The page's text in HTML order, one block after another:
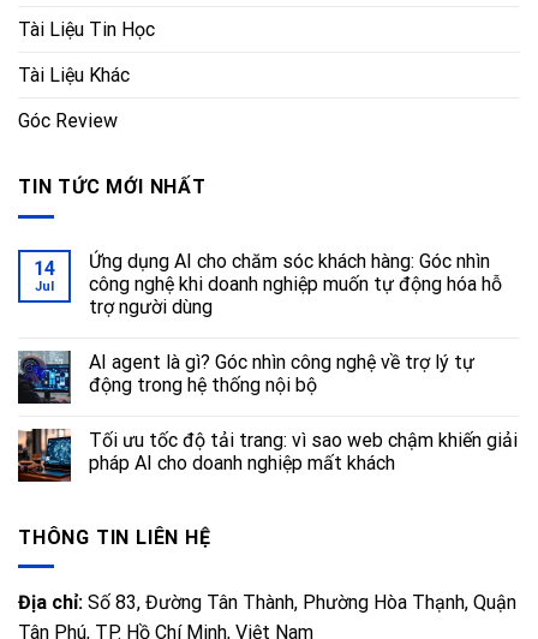
Tài Liệu Tin Học
Tài Liệu Khác
Góc Review
TIN TỨC MỚI NHẤT
14
Jul
Ứng dụng AI cho chăm sóc khách hàng: Góc nhìn
công nghệ khi doanh nghiệp muốn tự động hóa hỗ
trợ người dùng
AI agent là gì? Góc nhìn công nghệ về trợ lý tự
động trong hệ thống nội bộ
Tối ưu tốc độ tải trang: vì sao web chậm khiến giải
pháp AI cho doanh nghiệp mất khách
THÔNG TIN LIÊN HỆ
Địa chỉ: Số 83, Đường Tân Thành, Phường Hòa Thạnh, Quận
Tân Phú, TP. Hồ Chí Minh, Việt Nam